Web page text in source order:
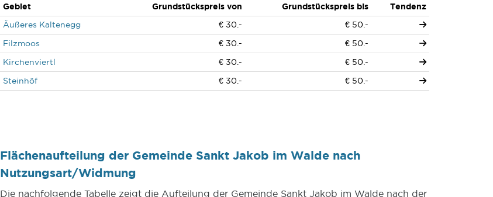
Gebiet Grundstückspreis von Grundstückspreis bis
Tendenz
Äußeres Kaltenegg
€ 30.-
€ 50.-
Filzmoos
€ 30.-
€ 50.-
Kirchenviertl
€ 30.-
€ 50.-
Steinhöf
€ 30.- € 50.-
Flächenaufteilung der Gemeinde Sankt Jakob im Walde nach
Nutzungsart/Widmung
Die nachfolgende Tabelle zeigt die Aufteilung der Gemeinde Sankt Jakob im Walde nach der